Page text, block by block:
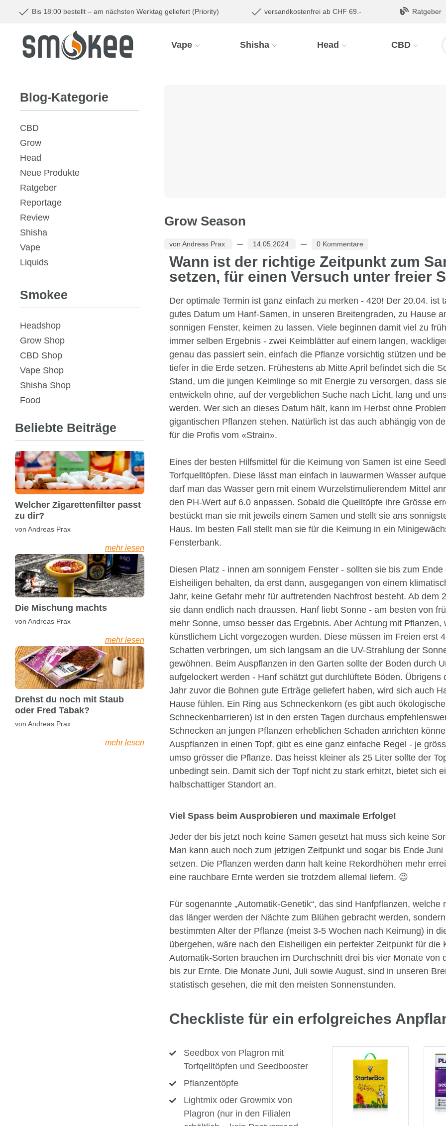
Bis 18:00 bestellt – am nächsten Werktag geliefert (Priority) versandkostenfrei ab CHF 69.- Ratgeber
Vape Shisha Head CBD
Grow Season
von Andreas Prax 14.05.2024 0 Kommentare
Wann ist der richtige Zeitpunkt zum
setzen, für einen Versuch unter freier
Der optimale Termin ist ganz einfach zu merken - 420! Der 20.04. ist
gutes Datum um Hanf-Samen, in unseren Breitengraden, zu Hause
sonnigen Fenster, keimen zu lassen. Viele beginnen damit viel zu
immer selben Ergebnis - zwei Keimblätter auf einem langen,
genau das passiert sein, einfach die Pflanze vorsichtig stützen und
tiefer in die Erde setzen. Frühestens ab Mitte April befindet sich die
Stand, um die jungen Keimlinge so mit Energie zu versorgen, dass
entwickeln ohne, auf der vergeblichen Suche nach Licht, lang und
werden. Wer sich an dieses Datum hält, kann im Herbst ohne
gigantischen Pflanzen stehen. Natürlich ist das auch abhängig von
für die Profis vom «Strain».
Eines der besten Hilfsmittel für die Keimung von Samen ist eine
Torfquelltöpfen. Diese lässt man einfach in lauwarmen Wasser
darf man das Wasser gern mit einem Wurzelstimulierendem Mittel
den PH-Wert auf 6.0 anpassen. Sobald die Quelltöpfe ihre Grösse
bestückt man sie mit jeweils einem Samen und stellt sie ans
Haus. Im besten Fall stellt man sie für die Keimung in ein
Fensterbank.
Diesen Platz - innen am sonnigem Fenster - sollten sie bis zum Ende
Eisheiligen behalten, da erst dann, ausgegangen von einem
Jahr, keine Gefahr mehr für auftretenden Nachfrost besteht. Ab dem
sie dann endlich nach draussen. Hanf liebt Sonne - am besten von
mehr Sonne, umso besser das Ergebnis. Aber Achtung mit Pflanzen,
künstlichem Licht vorgezogen wurden. Diese müssen im Freien erst
Schatten verbringen, um sich langsam an die UV-Strahlung der
gewöhnen. Beim Auspflanzen in den Garten sollte der Boden durch
aufgelockert werden - Hanf schätzt gut durchlüftete Böden. Übrigens
Jahr zuvor die Bohnen gute Erträge geliefert haben, wird sich auch
Hause fühlen. Ein Ring aus Schneckenkorn (es gibt auch
Schneckenbarrieren) ist in den ersten Tagen durchaus
Schnecken an jungen Pflanzen erheblichen Schaden anrichten
Auspflanzen in einen Topf, gibt es eine ganz einfache Regel - je
umso grösser die Pflanze. Das heisst kleiner als 25 Liter sollte der
unbedingt sein. Damit sich der Topf nicht zu stark erhitzt, bietet sich
halbschattiger Standort an.
Viel Spass beim Ausprobieren und maximale Erfolge!
Jeder der bis jetzt noch keine Samen gesetzt hat muss sich keine
Man kann auch noch zum jetzigen Zeitpunkt und sogar bis Ende Juni
setzen. Die Pflanzen werden dann halt keine Rekordhöhen mehr
eine rauchbare Ernte werden sie trotzdem allemal liefern. 😉
Für sogenannte „Automatik-Genetik“, das sind Hanfpflanzen, welche
das länger werden der Nächte zum Blühen gebracht werden,
bestimmten Alter der Pflanze (meist 3-5 Wochen nach Keimung) in
übergehen, wäre nach den Eisheiligen ein perfekter Zeitpunkt für die
Automatik-Sorten brauchen im Durchschnitt drei bis vier Monate von
bis zur Ernte. Die Monate Juni, Juli sowie August, sind in unseren
statistisch gesehen, die mit den meisten Sonnenstunden.
Checkliste für ein erfolgreiches
Seedbox von Plagron mit
Torfqelltöpfen und Seedbooster
Pflanzentöpfe
Lightmix oder Growmix von
Plagron (nur in den Filialen
Blog-Kategorie
CBD
Grow
Head
Neue Produkte
Ratgeber
Reportage
Review
Shisha
Vape
Liquids
Smokee
Headshop
Grow Shop
CBD Shop
Vape Shop
Shisha Shop
Food
Beliebte Beiträge
Welcher Zigarettenfilter passt
zu dir?
von Andreas Prax
mehr lesen
Die Mischung machts
von Andreas Prax
mehr lesen
Drehst du noch mit Staub
oder Fred Tabak?
von Andreas Prax
mehr lesen